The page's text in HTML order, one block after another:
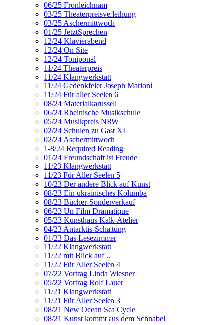
06/25 Fronleichnam
03/25 Theaterpreisverleihung
03/25 Aschermittwoch
01/25 JetztSprechen
12/24 Klavierabend
12/24 On Site
12/24 Toniponal
11/24 Theaterpreis
11/24 Klangwerkstatt
11/24 Gedenkfeier Joseph Marioni
11/24 Für aller Seelen 6
08/24 Materialkarussell
06/24 Rheinische Musikschule
05/24 Musikpreis NRW
02/24 Schulen zu Gast XI
02/24 Aschermittwoch
1-8/24 Required Reading
01/24 Freundschaft ist Freude
11/23 Klangwerkstatt
11/23 Für Aller Seelen 5
10/23 Der andere Blick auf Kunst
08/23 Ein ukrainisches Kolumba
08/23 Bücher-Sonderverkauf
06/23 Un Film Dramatique
05/23 Kunsthaus Kalk-Atelier
04/23 Antarktis-Schaltung
01/23 Das Lesezimmer
11/22 Klangwerkstatt
11/22 mit Blick auf ...
11/22 Für Aller Seelen 4
07/22 Vortrag Linda Wiesner
05/22 Vortrag Rolf Lauer
11/21 Klangwerkstatt
11/21 Für Aller Seelen 3
08/21 New Ocean Sea Cycle
08/21 Kunst kommt aus dem Schnabel